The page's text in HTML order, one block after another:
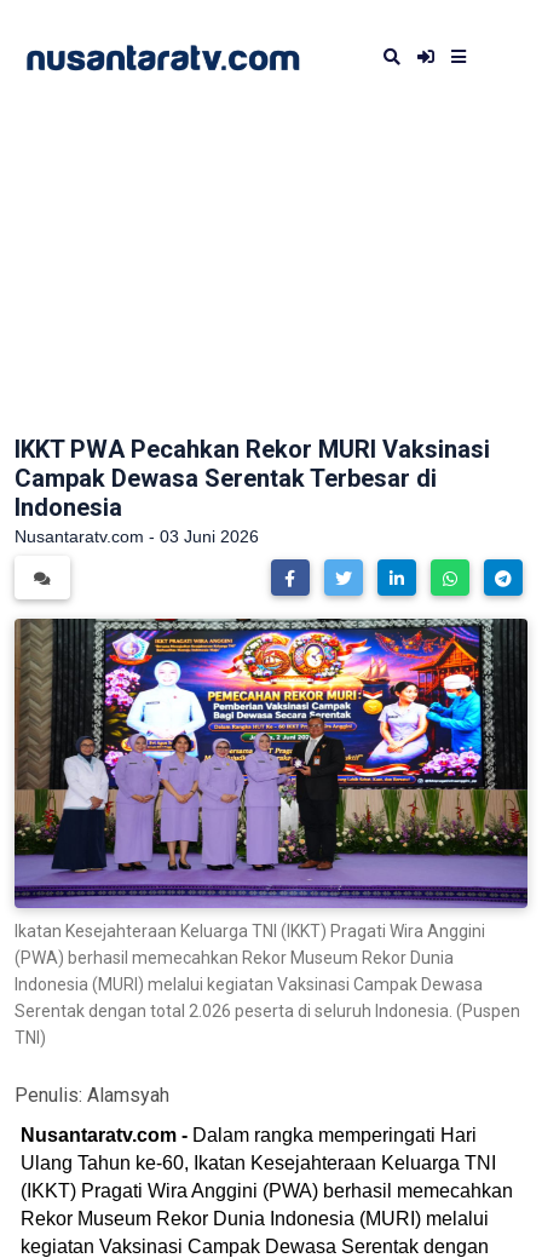
IKKT PWA Pecahkan Rekor MURI Vaksinasi
Campak Dewasa Serentak Terbesar di
Indonesia
Nusantaratv.com - 03 Juni 2026
Ikatan Kesejahteraan Keluarga TNI (IKKT) Pragati Wira Anggini
(PWA) berhasil memecahkan Rekor Museum Rekor Dunia
Indonesia (MURI) melalui kegiatan Vaksinasi Campak Dewasa
Serentak dengan total 2.026 peserta di seluruh Indonesia. (Puspen
TNI)
Penulis: Alamsyah
Nusantaratv.com - Dalam rangka memperingati Hari
Ulang Tahun ke-60, Ikatan Kesejahteraan Keluarga TNI
(IKKT) Pragati Wira Anggini (PWA) berhasil memecahkan
Rekor Museum Rekor Dunia Indonesia (MURI) melalui
kegiatan Vaksinasi Campak Dewasa Serentak dengan